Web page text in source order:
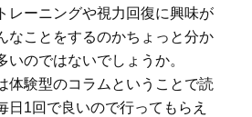
ーニングや視力回復に興味が
なことをするのかちょっと分か
いのではないでしょうか。
体験型のコラムということで読
日1回で良いので行ってもらえ